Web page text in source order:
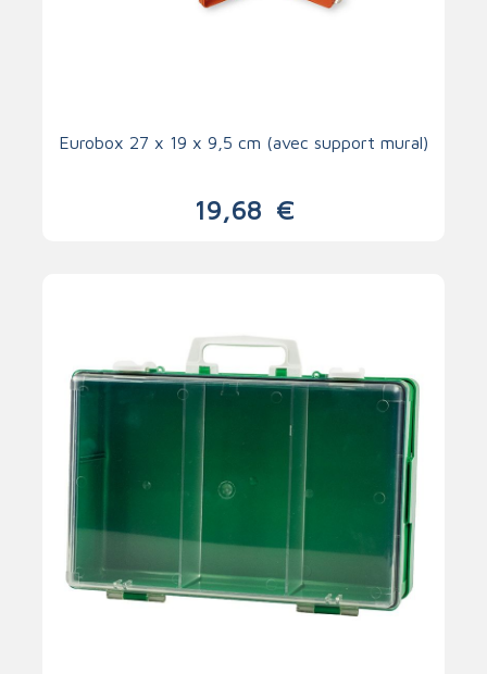
Eurobox 27 x 19 x 9,5 cm (avec support mural)
19,68 €